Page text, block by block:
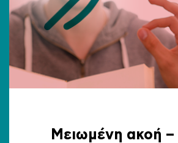
Μειωμένη ακοή –